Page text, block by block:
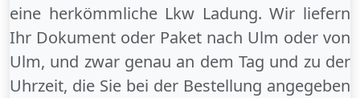
eine herkömmliche Lkw Ladung. Wir liefern
Ihr Dokument oder Paket nach Ulm oder von
Ulm, und zwar genau an dem Tag und zu der
Uhrzeit, die Sie bei der Bestellung angegeben